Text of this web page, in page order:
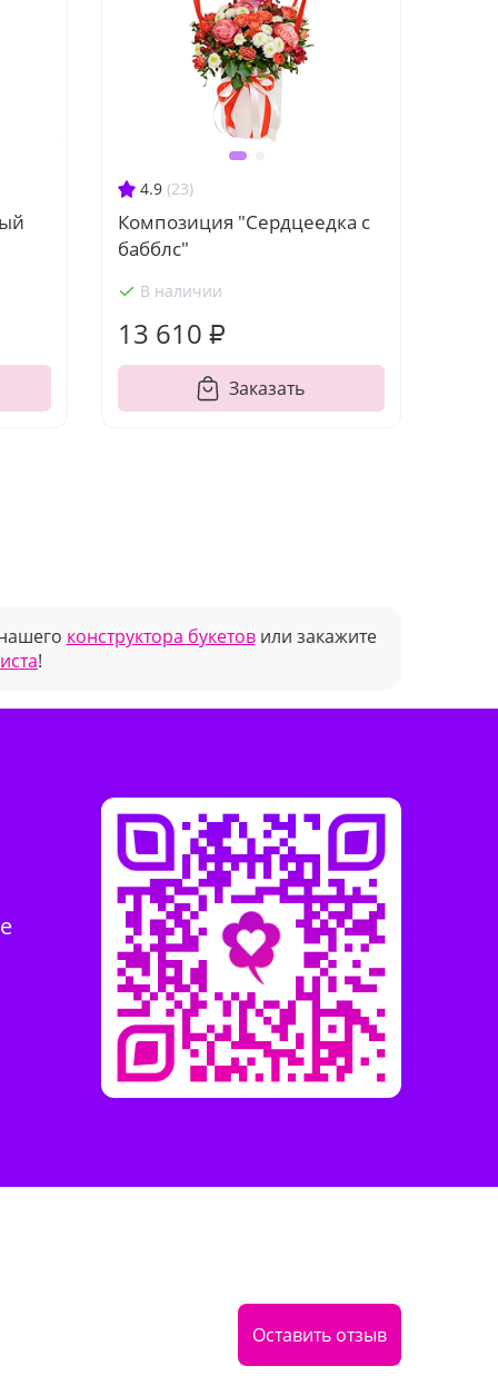
4.9 (23)
Композиция "Сердцеедка с
бабблс"
В наличии
13 610 ₽
Заказать
конструктора букетовили закажите
!
Оставить отзыв